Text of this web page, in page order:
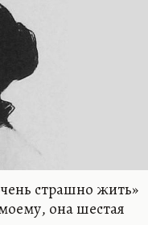
страшно жить»
она шестая